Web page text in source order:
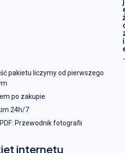
i
.
pakietu liczymy od pierwszego
po zakupie
24h/7
Przewodnik fotografii
internetu